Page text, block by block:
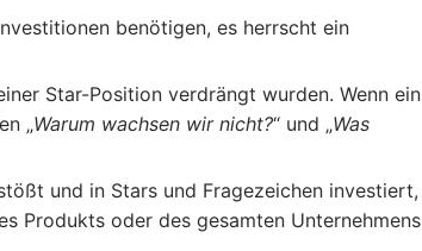
benötigen, es herrscht ein
Star-Position verdrängt wurden. Wenn ein
„Warum wachsen wir nicht?“ und „Was
und in Stars und Fragezeichen investiert,
Produkts oder des gesamten Unternehmens